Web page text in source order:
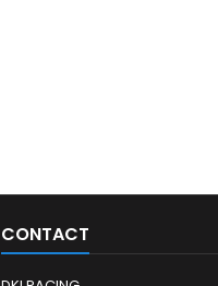
CONTACT